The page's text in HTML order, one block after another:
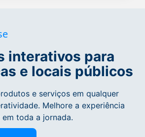
interativos para
e locais públicos
e serviços em qualquer
Melhore a experiência
toda a jornada.